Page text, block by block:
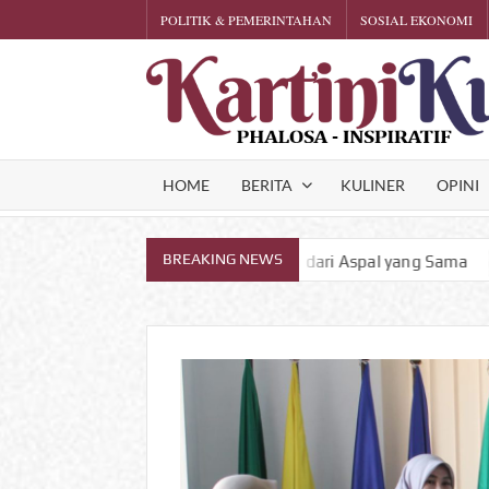
to
POLITIK & PEMERINTAHAN SOSIAL EKONOMI
HOME BERITA KULINER OPINI
BREAKING NEWS
Kesantunan dari Aspal yang Sama Siasati